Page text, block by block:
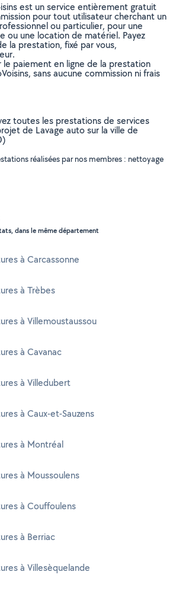
est un service entièrement gratuit
pour tout utilisateur cherchant un
ou particulier, pour une
ou une location de matériel. Payez
la prestation, fixé par vous,
le paiement en ligne de la prestation
sans aucune commission ni frais
toutes les prestations de services
de Lavage auto sur la ville de
réalisées par nos membres : nettoyage
dans le même département
à Carcassonne
à Trèbes
à Villemoustaussou
à Cavanac
à Villedubert
à Caux-et-Sauzens
à Montréal
à Moussoulens
à Couffoulens
à Berriac
à Villesèquelande